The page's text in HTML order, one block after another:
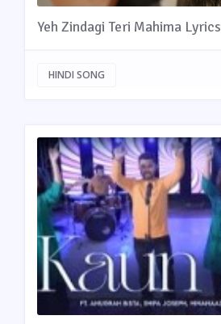
Yeh Zindagi Teri Mahima Lyrics
HINDI SONG